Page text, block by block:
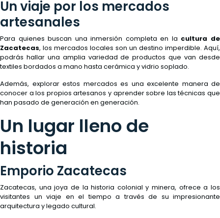
Un viaje por los mercados
artesanales
Para quienes buscan una inmersión completa en la cultura de
Zacatecas, los mercados locales son un destino imperdible. Aquí,
podrás hallar una amplia variedad de productos que van desde
textiles bordados a mano hasta cerámica y vidrio soplado.
Además, explorar estos mercados es una excelente manera de
conocer a los propios artesanos y aprender sobre las técnicas que
han pasado de generación en generación.
Un lugar lleno de
historia
Emporio Zacatecas
Zacatecas, una joya de la historia colonial y minera, ofrece a los
visitantes un viaje en el tiempo a través de su impresionante
arquitectura y legado cultural.